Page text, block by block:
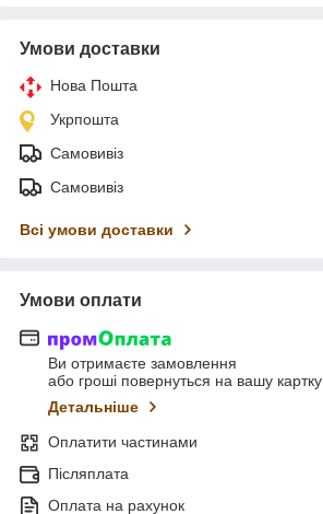
Умови доставки
Нова Пошта
Укрпошта
Самовивіз
Самовивіз
Всі умови доставки
Умови оплати
Ви отримаєте замовлення
або гроші повернуться на вашу картку
Детальніше
Оплатити частинами
Післяплата
Оплата на рахунок